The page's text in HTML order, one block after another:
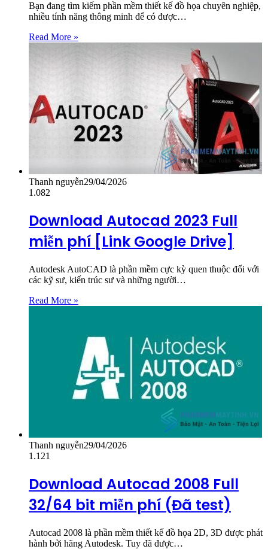
Bạn đang tìm kiếm phần mềm thiết kế đồ họa chuyên nghiệp,
nhiều tính năng thông minh để có được…
Read More »
Thanh nguyễn29/04/2026
1.082
Download Autocad 2023 Full
miễn phí [Link Google Drive]
Autodesk AutoCAD là phần mềm cực kỳ quen thuộc đối với
các kỹ sư, kiến trúc sư và những người…
Read More »
Thanh nguyễn29/04/2026
1.121
Download Autocad 2008 Full
32/64 bit miễn phí (Đã test)
Autocad 2008 là phần mềm thiết kế đồ họa 2D, 3D được phát
hành bởi hãng Autodesk. Tuy đã được…